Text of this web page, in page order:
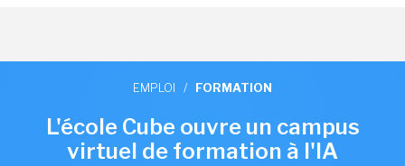
EMPLOI / FORMATION
L'école Cube ouvre un campus
virtuel de formation à l'IA